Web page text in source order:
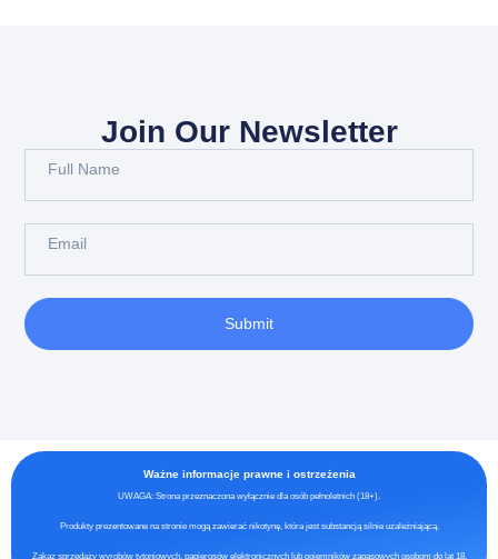
Join Our Newsletter
Submit
Ważne informacje prawne i ostrzeżenia
UWAGA: Strona przeznaczona wyłącznie dla osób pełnoletnich (18+).
Produkty prezentowane na stronie mogą zawierać nikotynę, która jest substancją silnie uzależniającą.
Zakaz sprzedaży wyrobów tytoniowych, papierosów elektronicznych lub pojemników zapasowych osobom do lat 18.